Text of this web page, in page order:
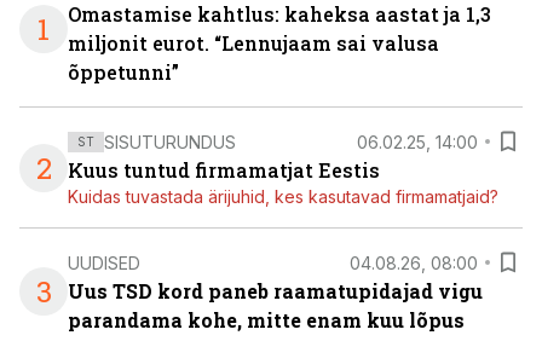
1
Omastamise kahtlus: kaheksa aastat ja 1,3
miljonit eurot. “Lennujaam sai valusa
õppetunni”
2
ST SISUTURUNDUS 06.02.25, 14:00
Kuus tuntud firmamatjat Eestis
Kuidas tuvastada ärijuhid, kes kasutavad firmamatjaid?
3
UUDISED 04.08.26, 08:00
Uus TSD kord paneb raamatupidajad vigu
parandama kohe, mitte enam kuu lõpus